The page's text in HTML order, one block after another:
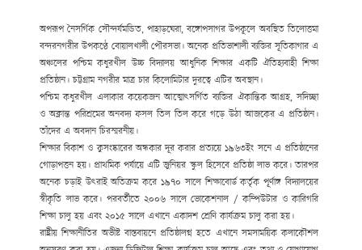
অপরূপ নৈসর্গিক সৌন্দর্যমন্ডিত, পাহাড়ঘেরা, বঙ্গোপসাগর উপকূলে অবস্থিত তিলোত্তমা
বন্দরনগরীর উপকণ্ঠে বোয়ালখালী পৌরসভা। অনেক প্রতিভাশালী ব্যক্তির সূতিকাগার এ
অঞ্চলের পশ্চিম কধুরখীল উচ্চ বিদ্যালয় আধুনিক শিক্ষার একটি ঐতিহ্যবাহী শিক্ষা
প্রতিষ্ঠান। চট্টগ্রাম নগরীর মাত্র চার কিলোমিটার দুরত্বে এটির অবস্থান।
পশ্চিম কধুরখীল এলাকার কয়েকজন আত্মোৎসর্গিত ব্যক্তির ঐকান্তিক আগ্রহ, সদিচ্ছা
ও অক্লান্ত পরিশ্রমের অনবদ্য ফসল তিল তিল করে গড়ে উঠা আজকের এ প্রতিষ্ঠান।
তাঁদের এ অবদান চিরস্মরনীয়।
শিক্ষার বিকাশ ও কুসংষ্কারের অন্ধকার দূর করার প্রত্যয়ে ১৯৬৩ইং সনে এ প্রতিষ্ঠানের
গোড়াপত্তন হয়। প্রাথমিক পর্যায়ে এটি জুনিয়র স্কুল হিসেবে প্রতিষ্ঠা লাভ করে। তারপর
অনেক চড়াই উৎরাই অতিক্রম করে ১৯৭০ সালে শিক্ষাবোর্ড কর্তৃক পূর্ণাঙ্গ বিদ্যালয়ের
স্বীকৃতি লাভ করে। পরবর্তীতে ২০০৬ সালে ভোকেশনাল / কম্পিউটার ও কারিগরি
শিক্ষা চালু হয় এবং ২০১৫ সালে এখানে একাদশ শ্রেণি কার্যক্রম চালু করা হয়।
রাষ্ট্রীয় শিক্ষানীতির অভীষ্ট বাস্তবায়নে প্রতিষ্ঠালগ্ন হতে এখানে সমসাময়িক কলাকৌশল